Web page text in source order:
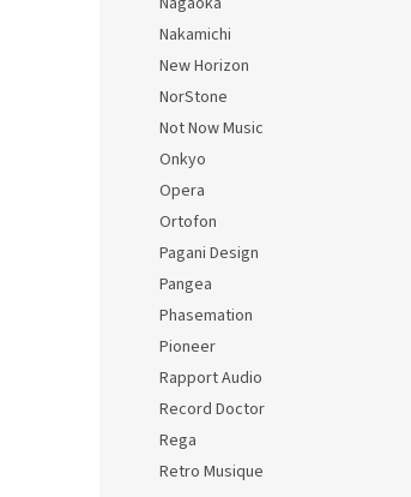
Nakamichi
New Horizon
NorStone
Not Now Music
Onkyo
Opera
Ortofon
Pagani Design
Pangea
Phasemation
Pioneer
Rapport Audio
Record Doctor
Rega
Retro Musique